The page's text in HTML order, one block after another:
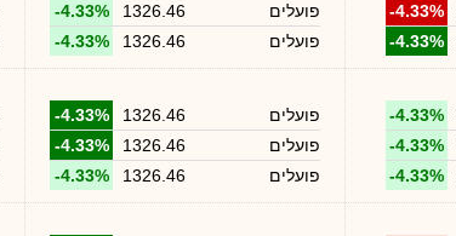
-4.33%
-4.33%
-4.33%
-4.33%
-4.33%
פועלים
1326.46
-4.33%
פועלים
1326.46
-4.33%
פועלים 1326.46
-4.33%
פועלים
1326.46
-4.33%
פועלים
1326.46
-4.33%